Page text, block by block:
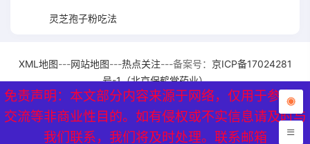
免责声明：本文部分内容来源于网络，仅用于参考、
交流等非商业性目的。如有侵权或不实信息请及时与
我们联系，我们将及时处理。联系邮箱
灵芝孢子粉吃法
XML地图---网站地图---热点关注---备案号： 京ICP备17024281
号-1（北京保鹤堂药业）
免责声明：本文部分内容来源于网络，仅用于参考、
交流等非商业性目的。如有侵权或不实信息请及时与
我们联系，我们将及时处理。联系邮箱